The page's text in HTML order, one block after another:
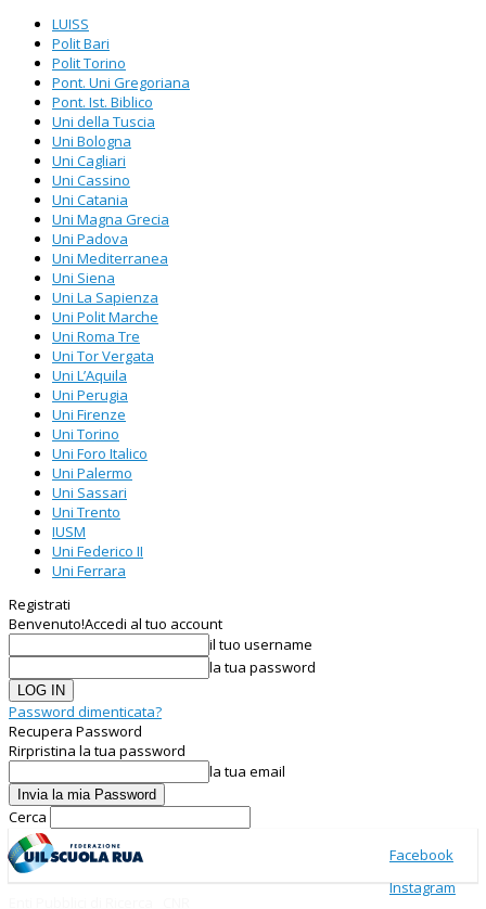
LUISS
Polit Bari
Polit Torino
Pont. Uni Gregoriana
Pont. Ist. Biblico
Uni della Tuscia
Uni Bologna
Uni Cagliari
Uni Cassino
Uni Catania
Uni Magna Grecia
Uni Padova
Uni Mediterranea
Uni Siena
Uni La Sapienza
Uni Polit Marche
Uni Roma Tre
Uni Tor Vergata
Uni L’Aquila
Uni Perugia
Uni Firenze
Uni Torino
Uni Foro Italico
Uni Palermo
Uni Sassari
Uni Trento
IUSM
Uni Federico II
Uni Ferrara
Registrati
Benvenuto!Accedi al tuo account
il tuo username
la tua password
Password dimenticata?
Recupera Password
Rirpristina la tua password
la tua email
Cerca
Facebook
Instagram